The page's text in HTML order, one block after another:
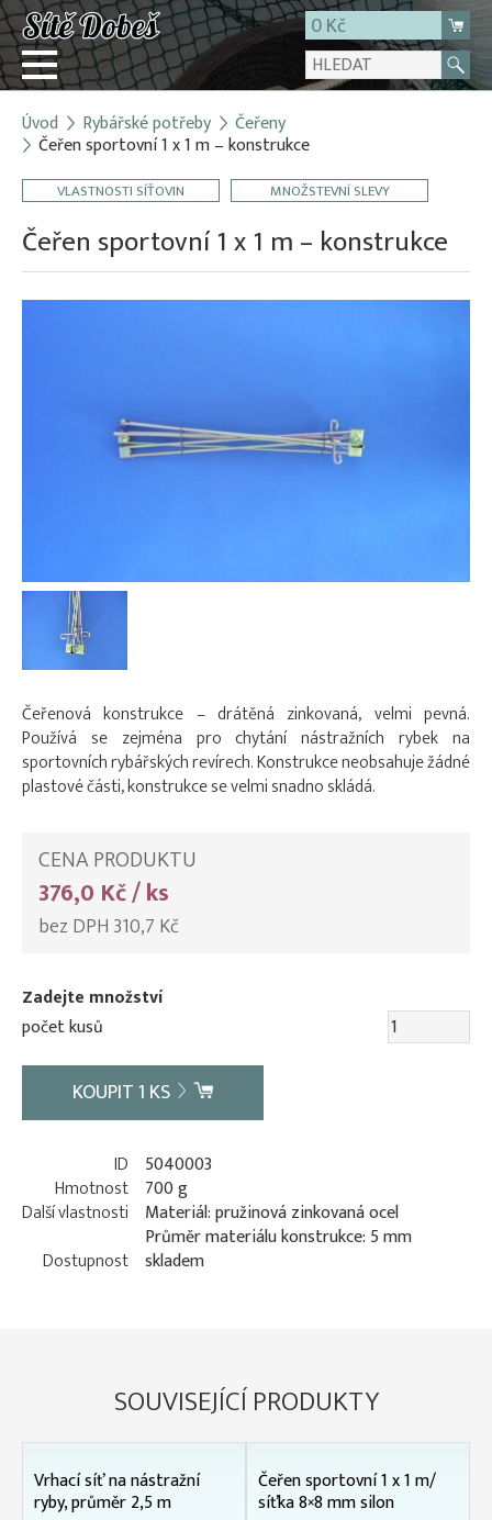
0 Kč
Přihlásit
Registrace
E-shop
O firmě
Kontakt
Úvod Rybářské potřeby Čeřeny
Čeřen sportovní 1 x 1 m – konstrukce
VLASTNOSTI SÍŤOVIN MNOŽSTEVNÍ SLEVY
Čeřen sportovní 1 x 1 m – konstrukce
Čeřenová konstrukce – drátěná zinkovaná, velmi pevná.
Používá se zejména pro chytání nástražních rybek na
sportovních rybářských revírech. Konstrukce neobsahuje žádné
plastové části, konstrukce se velmi snadno skládá.
CENA PRODUKTU
376,0 Kč / ks
bez DPH 310,7 Kč
Zadejte množství
počet kusů
KOUPIT1 KS
ID
5040003
Hmotnost 700 g
Další vlastnosti
Materiál: pružinová zinkovaná ocel
Průměr materiálu konstrukce: 5 mm
Dostupnost skladem
SOUVISEJÍCÍ PRODUKTY
Vrhací síť na nástražní
ryby, průměr 2,5 m
Čeřen sportovní 1 x 1 m/
síťka 8×8 mm silon